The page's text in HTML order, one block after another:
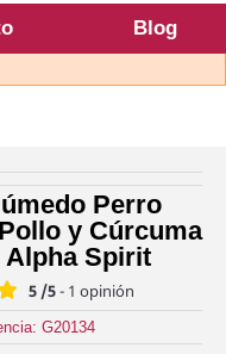
Blog
Perro
y Cúrcuma
Alpha Spirit
5 /5- 1 opinión
G20134